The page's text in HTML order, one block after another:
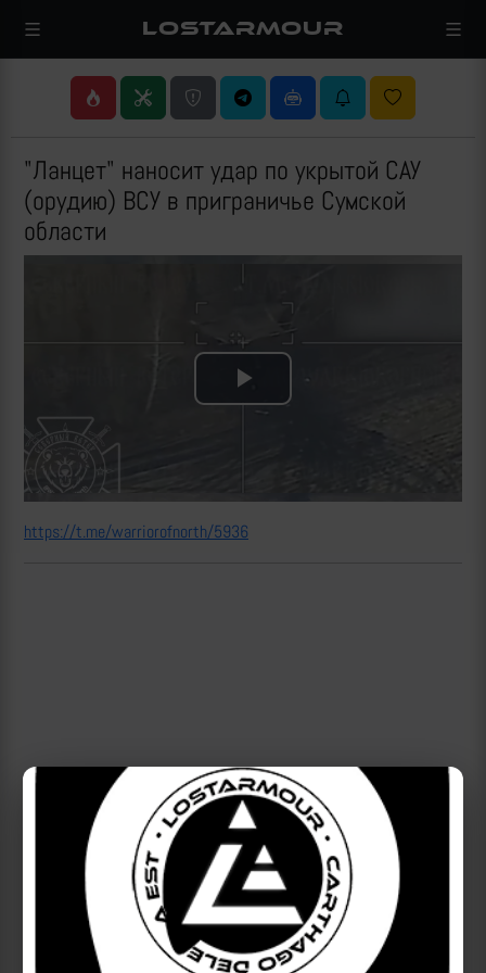
LOSTARMOUR
"Ланцет" наносит удар по укрытой САУ
(орудию) ВСУ в приграничье Сумской
области
Play
https://t.me/warriorofnorth/5936